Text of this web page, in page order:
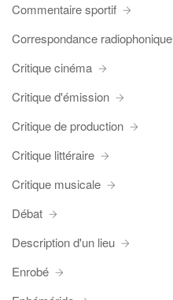
Commentaire sportif
Correspondance radiophonique
Critique cinéma
Critique d'émission
Critique de production
Critique littéraire
Critique musicale
Débat
Description d'un lieu
Enrobé